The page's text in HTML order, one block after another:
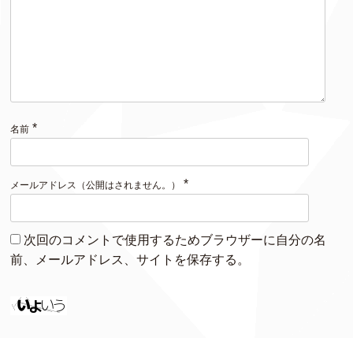
名前 *
メールアドレス（公開はされません。） *
次回のコメントで使用するためブラウザーに自分の名
前、メールアドレス、サイトを保存する。